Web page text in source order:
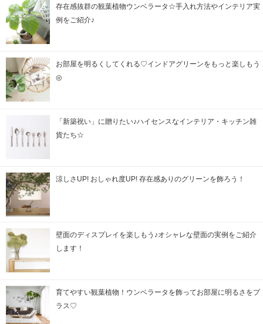
存在感抜群の観葉植物ウンベラータ☆手入れ方法やインテリア実
例をご紹介♪
お部屋を明るくしてくれる♡インドアグリーンをもっと楽しもう
◎
「新築祝い」に贈りたい♪ハイセンスなインテリア・キッチン雑
貨たち☆
涼しさUP! おしゃれ度UP! 存在感ありのグリーンを飾ろう！
壁面のディスプレイを楽しもう♪オシャレな壁面の実例をご紹介
します！
育てやすい観葉植物！ウンベラータを飾ってお部屋に明るさをプ
ラス♡